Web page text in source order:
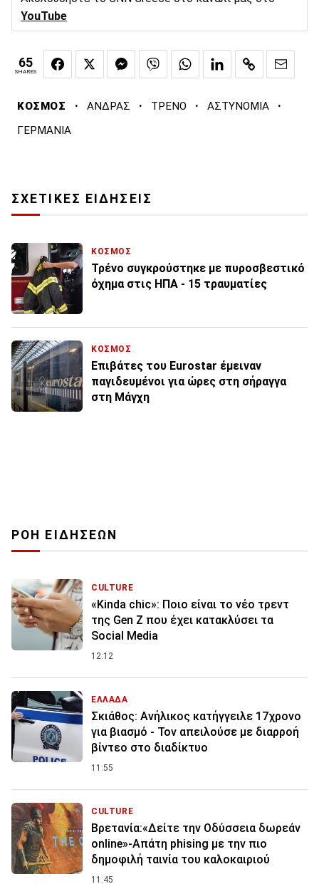
YouTube
65
SHARES
ΚΟΣΜΟΣ · ΑΝΔΡΑΣ · ΤΡΕΝΟ · ΑΣΤΥΝΟΜΙΑ ·
ΓΕΡΜΑΝΙΑ
ΣΧΕΤΙΚΕΣ ΕΙΔΗΣΕΙΣ
ΚΟΣΜΟΣ
Τρένο συγκρούστηκε με πυροσβεστικό
όχημα στις ΗΠΑ - 15 τραυματίες
ΚΟΣΜΟΣ
Επιβάτες του Eurostar έμειναν
παγιδευμένοι για ώρες στη σήραγγα
στη Μάγχη
ΡΟΗ ΕΙΔΗΣΕΩΝ
CULTURE
«Kinda chic»: Ποιο είναι το νέο τρεντ
της Gen Z που έχει κατακλύσει τα
Social Media
12:12
ΕΛΛΑΔΑ
Σκιάθος: Ανήλικος κατήγγειλε 17χρονο
για βιασμό - Τον απειλούσε με διαρροή
βίντεο στο διαδίκτυο
11:55
CULTURE
Βρετανία:«Δείτε την Οδύσσεια δωρεάν
online»-Απάτη phising με την πιο
δημοφιλή ταινία του καλοκαιριού
11:45